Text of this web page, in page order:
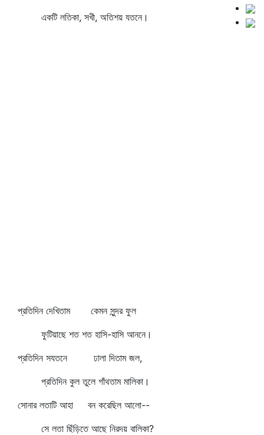
একটি লতিকা, সখী, অতিশয় যতনে।
প্রতিদিন দেখিতাম কেমন সুন্দর ফুল
ফুটিয়াছে শত শত হাসি-হাসি আননে।
প্রতিদিন সযতনে ঢালা দিতাম জল,
প্রতিদিন কুল তুলে গাঁথতাম মালিকা।
সোনার লতাটি আহা বন করেছিল আলো--
সে লতা ছিঁড়িতে আছে নিরদয় বালিকা?